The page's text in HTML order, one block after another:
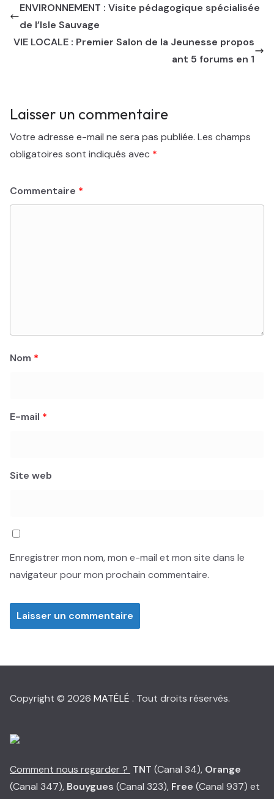
ENVIRONNEMENT : Visite pédagogique spécialisée
de l’Isle Sauvage
VIE LOCALE : Premier Salon de la Jeunesse propos
ant 5 forums en 1
Laisser un commentaire
Votre adresse e-mail ne sera pas publiée. Les champs
obligatoires sont indiqués avec *
Commentaire *
Nom *
E-mail *
Site web
Enregistrer mon nom, mon e-mail et mon site dans le
navigateur pour mon prochain commentaire.
Copyright © 2026 MATÉLÉ . Tout droits réservés.
Comment nous regarder ? TNT (Canal 34), Orange
(Canal 347), Bouygues (Canal 323), Free (Canal 937) et